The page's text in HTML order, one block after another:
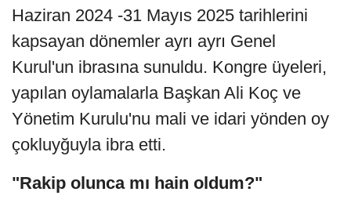
Haziran 2024 -31 Mayıs 2025 tarihlerini
kapsayan dönemler ayrı ayrı Genel
Kurul'un ibrasına sunuldu. Kongre üyeleri,
yapılan oylamalarla Başkan Ali Koç ve
Yönetim Kurulu'nu mali ve idari yönden oy
çokluyğuyla ibra etti.
"Rakip olunca mı hain oldum?"